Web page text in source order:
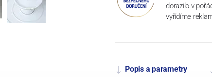
dorazilo v
vyřídíme
Popis a parametry